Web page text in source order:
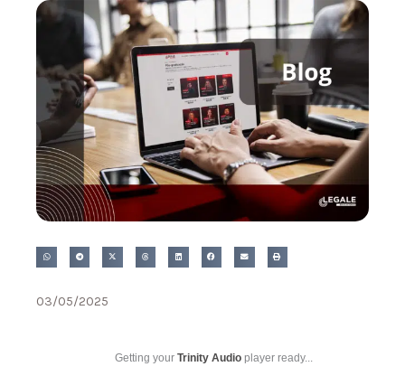
03/05/2025
Getting your Trinity Audio player ready...